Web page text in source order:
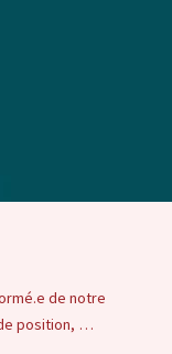
de notre
position, …